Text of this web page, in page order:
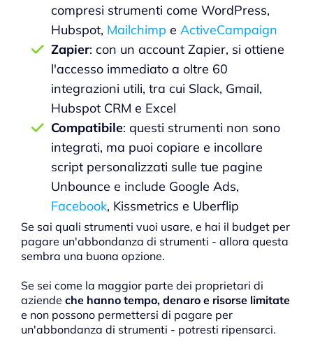
compresi strumenti come WordPress,
Hubspot, Mailchimp e ActiveCampaign
Zapier: con un account Zapier, si ottiene
l'accesso immediato a oltre 60
integrazioni utili, tra cui Slack, Gmail,
Hubspot CRM e Excel
Compatibile: questi strumenti non sono
integrati, ma puoi copiare e incollare
script personalizzati sulle tue pagine
Unbounce e include Google Ads,
Facebook, Kissmetrics e Uberflip
Se sai quali strumenti vuoi usare, e hai il budget per
pagare un'abbondanza di strumenti - allora questa
sembra una buona opzione.
Se sei come la maggior parte dei proprietari di
aziende che hanno tempo, denaro e risorse limitate
e non possono permettersi di pagare per
un'abbondanza di strumenti - potresti ripensarci.